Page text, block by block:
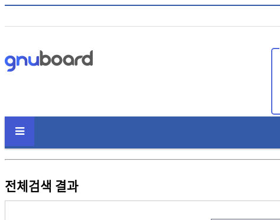
전체검색 결과